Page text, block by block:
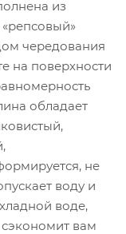
из
чередования
на поверхности
обладает
не
воду и
воде,
вам